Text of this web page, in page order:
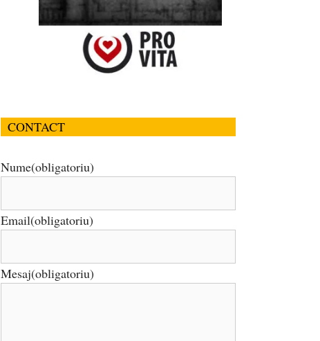
CONTACT
Nume(obligatoriu)
Email(obligatoriu)
Mesaj(obligatoriu)